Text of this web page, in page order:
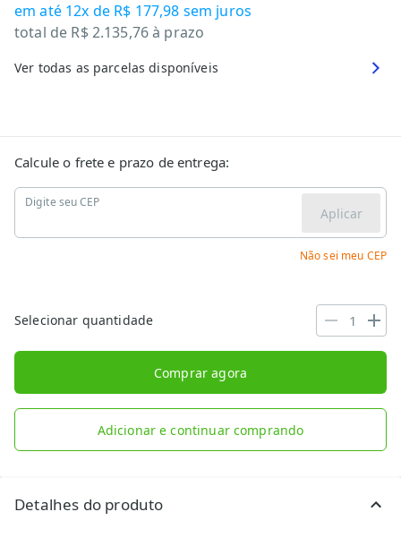
em até 12x de R$ 177,98 sem juros
total de R$ 2.135,76à prazo
Ver todas as parcelas disponíveis
Calcule o frete e prazo de entrega:
Digite seu CEP
Aplicar
Não sei meu CEP
Selecionar quantidade
Comprar agora
Adicionar e continuar comprando
Detalhes do produto